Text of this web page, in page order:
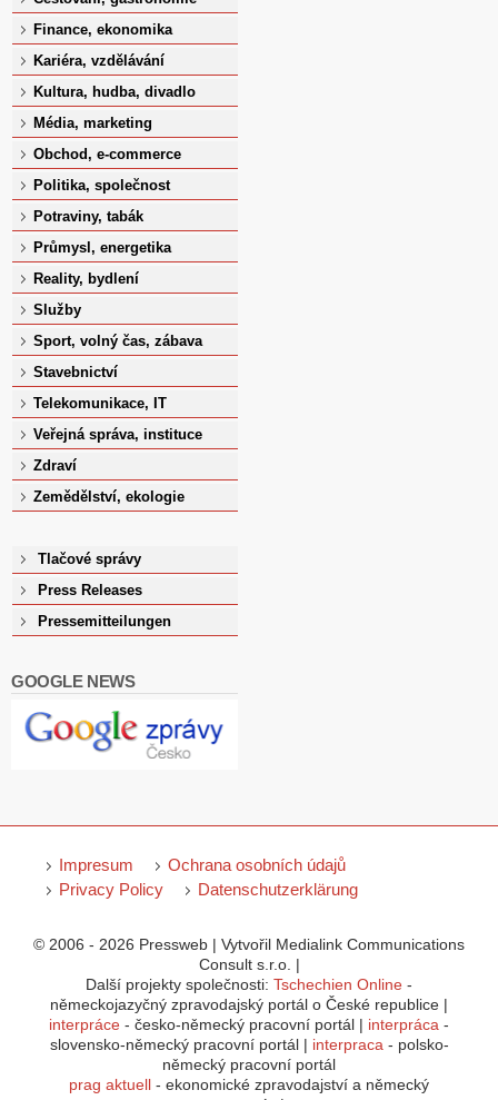
Finance, ekonomika
Kariéra, vzdělávání
Kultura, hudba, divadlo
Média, marketing
Obchod, e-commerce
Politika, společnost
Potraviny, tabák
Průmysl, energetika
Reality, bydlení
Služby
Sport, volný čas, zábava
Stavebnictví
Telekomunikace, IT
Veřejná správa, instituce
Zdraví
Zemědělství, ekologie
Tlačové správy
Press Releases
Pressemitteilungen
GOOGLE NEWS
Impresum
Ochrana osobních údajů
Privacy Policy
Datenschutzerklärung
© 2006 - 2026 Pressweb | Vytvořil Medialink Communications
Consult s.r.o. |
Další projekty společnosti: Tschechien Online -
německojazyčný zpravodajský portál o České republice |
interpráce - česko-německý pracovní portál | interpráca -
slovensko-německý pracovní portál | interpraca - polsko-
německý pracovní portál
prag aktuell - ekonomické zpravodajství a německý